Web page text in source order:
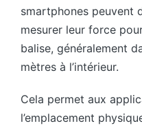
smartphones peuvent
mesurer leur force
balise, généralement
mètres à l’intérieur.
Cela permet aux
l’emplacement